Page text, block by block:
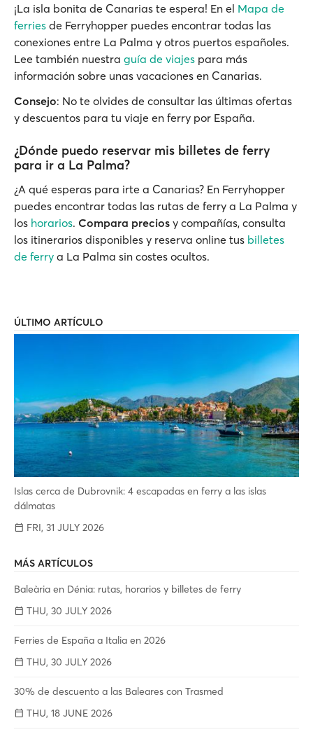
¡La isla bonita de Canarias te espera! En el Mapa de
ferries de Ferryhopper puedes encontrar todas las
conexiones entre La Palma y otros puertos españoles.
Lee también nuestra guía de viajes para más
información sobre unas vacaciones en Canarias.
Consejo: No te olvides de consultar las últimas ofertas
y descuentos para tu viaje en ferry por España.
¿Dónde puedo reservar mis billetes de ferry
para ir a La Palma?
¿A qué esperas para irte a Canarias? En Ferryhopper
puedes encontrar todas las rutas de ferry a La Palma y
los horarios. Compara precios y compañías, consulta
los itinerarios disponibles y reserva online tus billetes
de ferry a La Palma sin costes ocultos.
ÚLTIMO ARTÍCULO
Islas cerca de Dubrovnik: 4 escapadas en ferry a las islas
dálmatas
FRI, 31 JULY 2026
MÁS ARTÍCULOS
Baleària en Dénia: rutas, horarios y billetes de ferry
THU, 30 JULY 2026
Ferries de España a Italia en 2026
THU, 30 JULY 2026
30% de descuento a las Baleares con Trasmed
THU, 18 JUNE 2026